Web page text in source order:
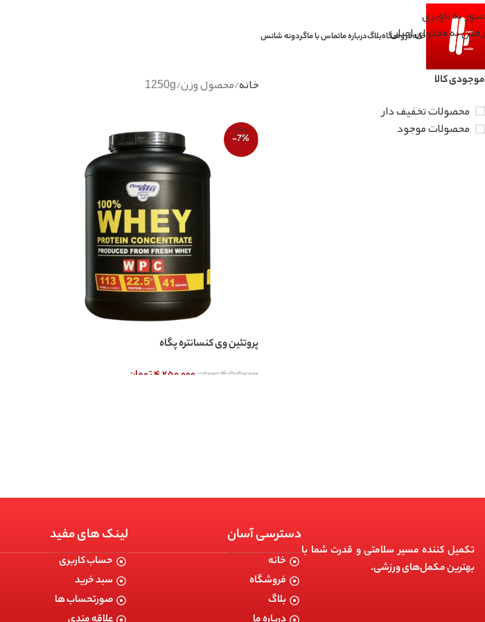
عبور به ناوبری
رفتن به محتوای اصلی
خانهفروشگاهبلاگدرباره ماتماس با ماگردونه شانس
موجودی کالا
محصولات تخفیف دار
محصولات موجود
خانه محصول وزن 1250g
-7%
پروتئین وی کنسانتره پگاه
۴,۵۵۰,۰۰۰تومان۴,۲۵۰,۰۰۰تومان
تکمیل کننده مسیر سلامتی و قدرت شما با
بهترین مکمل‌های ورزشی.
دسترسی آسان
خانه
فروشگاه
بلاگ
لینک های مفید
حساب کاربری
سبد خرید
صورتحساب ها